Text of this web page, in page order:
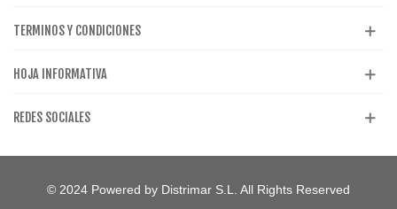
TERMINOS Y CONDICIONES
HOJA INFORMATIVA
REDES SOCIALES
© 2024 Powered by Distrimar S.L. All Rights Reserved